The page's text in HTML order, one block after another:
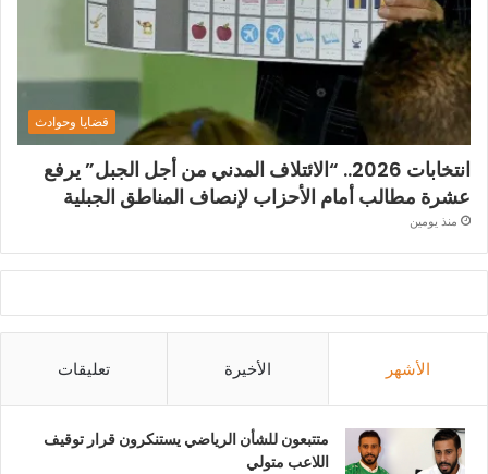
قضايا وحوادث
انتخابات 2026.. “الائتلاف المدني من أجل الجبل” يرفع
عشرة مطالب أمام الأحزاب لإنصاف المناطق الجبلية
منذ يومين
الأشهر الأخيرة تعليقات
متتبعون للشأن الرياضي يستنكرون قرار توقيف
اللاعب متولي